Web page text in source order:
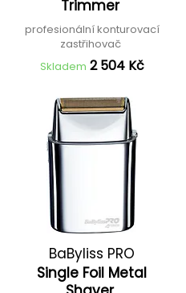
Trimmer
profesionální konturovací
zastřihovač
Skladem 2 504 Kč
BaByliss PRO
Single Foil Metal